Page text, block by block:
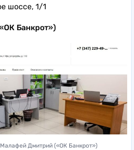
шоссе, 1/1
Банкрот»)
Дмитрий («ОК Банкрот»)